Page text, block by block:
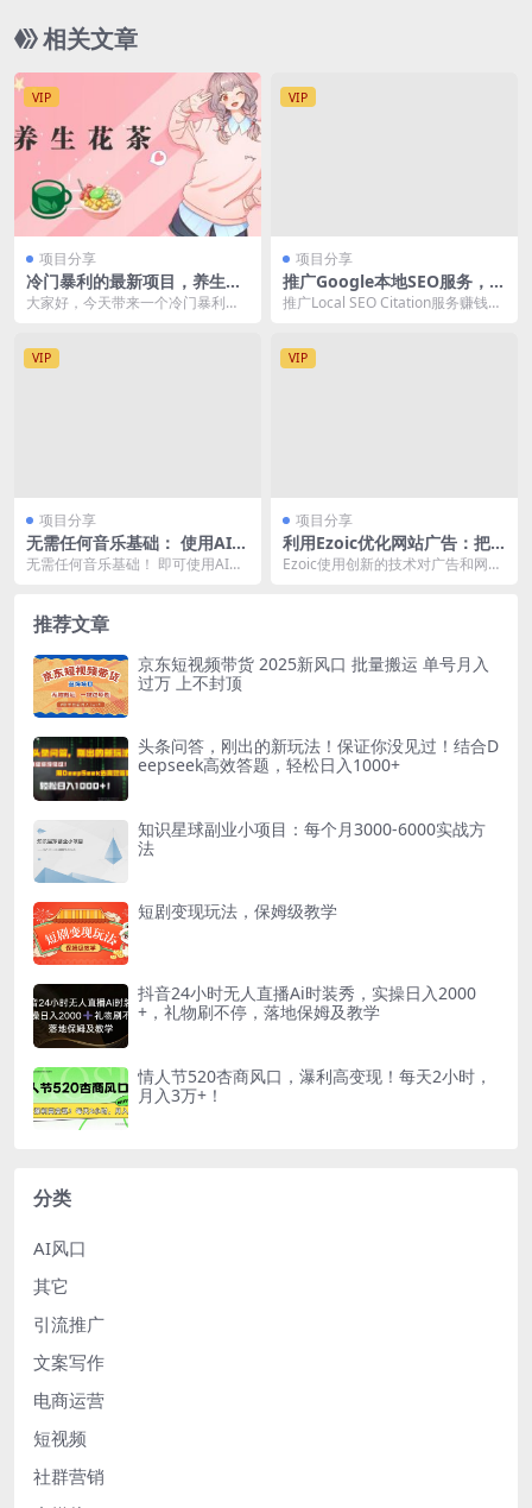
相关文章
VIP
项目分享
冷门暴利的最新项目，养生花
茶！八九月正是红利期，月入
大家好，今天带来一个冷门暴利的
VIP
项目分享
推广Google本地SEO服务，每
单15美元，日赚150美元，只
推广Local SEO Citation服务赚钱，
VIP
项目分享
无需任何音乐基础： 使用AI软
件制作Lofi Hip Hop Chill M
无需任何音乐基础！ 即可使用AI软
VIP
项目分享
利用Ezoic优化网站广告：把
自己的Adsense广告收入提升
Ezoic使用创新的技术对广告和网站
推荐文章
京东短视频带货 2025新风口 批量搬运 单号月入
过万 上不封顶
头条问答，刚出的新玩法！保证你没见过！结合D
eepseek高效答题，轻松日入1000+
知识星球副业小项目：每个月3000-6000实战方
法
短剧变现玩法，保姆级教学
抖音24小时无人直播Ai时装秀，实操日入2000
+，礼物刷不停，落地保姆及教学
情人节520杏商风口，瀑利高变现！每天2小时，
月入3万+！
分类
AI风口
其它
引流推广
文案写作
电商运营
短视频
社群营销